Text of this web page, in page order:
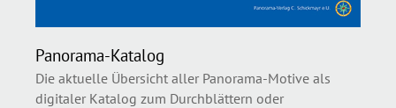
Panorama-Katalog
Die aktuelle Übersicht aller Panorama-Motive als
digitaler Katalog zum Durchblättern oder